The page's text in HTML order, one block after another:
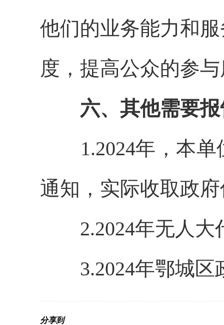
他们的业务能力和
度，提高公众的参
六、其他需要
1.2024年，本单
通知，实际收取政
2.2024年无人大
3.2024年鄂城区
分享到